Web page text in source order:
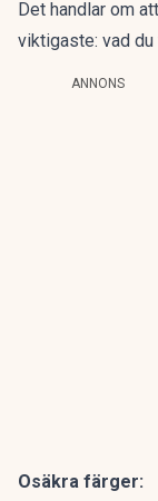
Det handlar om
viktigaste: vad
ANNONS
Osäkra färger: